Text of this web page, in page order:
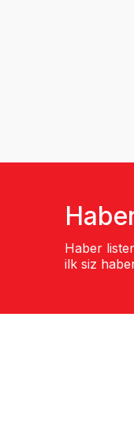
Haber
ilk siz